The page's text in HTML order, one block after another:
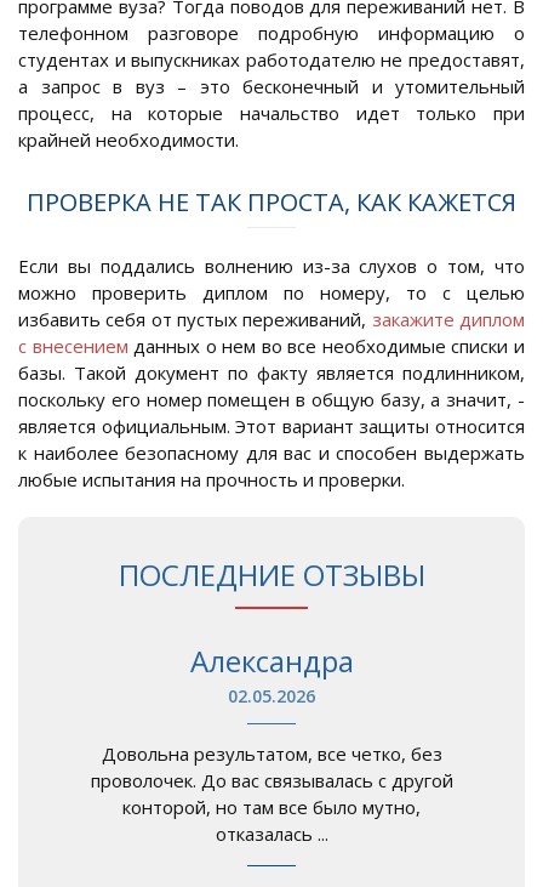
программе вуза? Тогда поводов для переживаний нет. В
телефонном разговоре подробную информацию о
студентах и выпускниках работодателю не предоставят,
а запрос в вуз – это бесконечный и утомительный
процесс, на которые начальство идет только при
крайней необходимости.
ПРОВЕРКА НЕ ТАК ПРОСТА, КАК КАЖЕТСЯ
Если вы поддались волнению из-за слухов о том, что
можно проверить диплом по номеру, то с целью
избавить себя от пустых переживаний, закажите диплом
с внесением данных о нем во все необходимые списки и
базы. Такой документ по факту является подлинником,
поскольку его номер помещен в общую базу, а значит, -
является официальным. Этот вариант защиты относится
к наиболее безопасному для вас и способен выдержать
любые испытания на прочность и проверки.
ПОСЛЕДНИЕ ОТЗЫВЫ
Александра
02.05.2026
Довольна результатом, все четко, без
проволочек. До вас связывалась с другой
конторой, но там все было мутно,
отказалась ...